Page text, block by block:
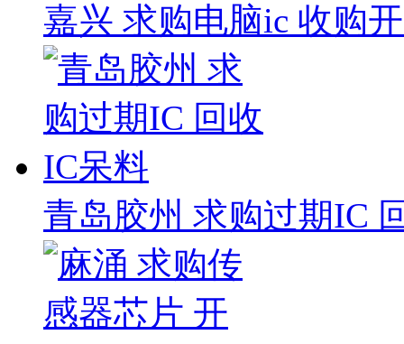
嘉兴 求购电脑ic 收购
青岛胶州 求购过期IC